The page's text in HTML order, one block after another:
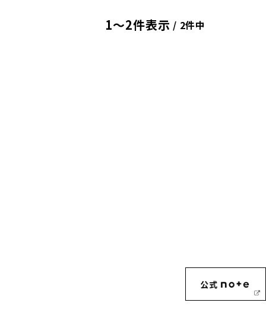
1〜2件表示 / 2件中